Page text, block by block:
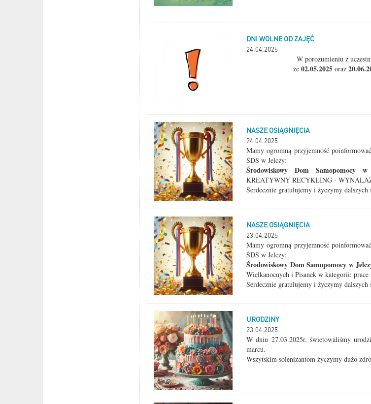
DNI WOLNE OD ZAJĘĆ
24.04.2025
W porozumieniu z
że 02.05.2025oraz
NASZE OSIĄGNIĘCIA
24.04.2025
Mamy ogromną przyjemność
ŚDS w Jelczy:
Środowiskowy Dom Samopomocy
KREATYWNY RECYKLING -
Serdecznie gratulujemy i życzymy dalszych
NASZE OSIĄGNIĘCIA
23.04.2025
Mamy ogromną przyjemność
ŚDS w Jelczy:
Środowiskowy Dom Samopomocy w
Wielkanocnych i Pisanek w kategorii:
Serdecznie gratulujemy i życzymy dalszych
URODZINY
23.04.2025
W dniu 27.03.2025r. świetowaliśmy
marcu.
Wszytskim solenizantom życzymy dużo